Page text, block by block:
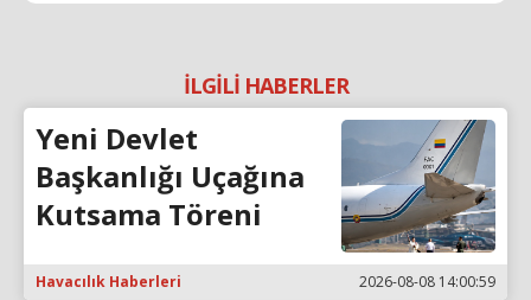
İLGİLİ HABERLER
Yeni Devlet
Başkanlığı Uçağına
Kutsama Töreni
Havacılık Haberleri 2026-08-08 14:00:59